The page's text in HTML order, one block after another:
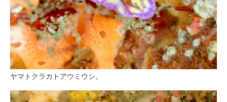
ヤマトクラカトアウミウシ。